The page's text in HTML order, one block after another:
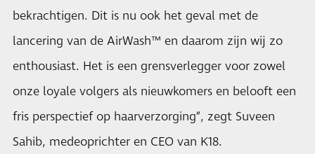
bekrachtigen. Dit is nu ook het geval met de
lancering van de AirWash™ en daarom zijn wij zo
enthousiast. Het is een grensverlegger voor zowel
onze loyale volgers als nieuwkomers en belooft een
fris perspectief op haarverzorging”, zegt Suveen
Sahib, medeoprichter en CEO van K18.